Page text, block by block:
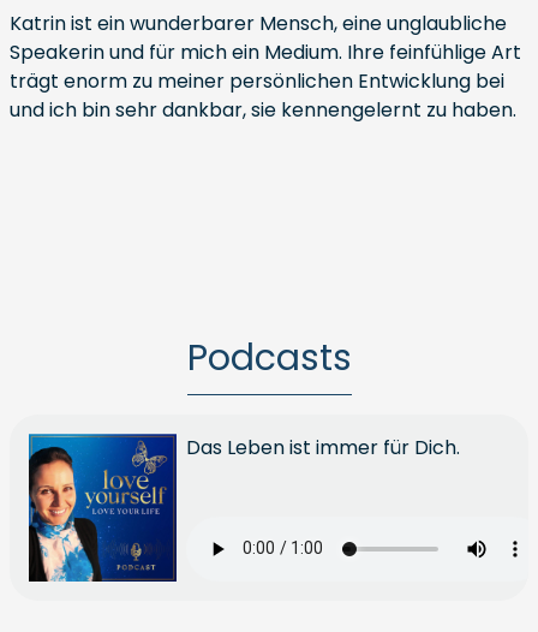
Katrin ist ein wunderbarer Mensch, eine unglaubliche
Speakerin und für mich ein Medium. Ihre feinfühlige Art
trägt enorm zu meiner persönlichen Entwicklung bei
und ich bin sehr dankbar, sie kennengelernt zu haben.
Podcasts
Das Leben ist immer für Dich.